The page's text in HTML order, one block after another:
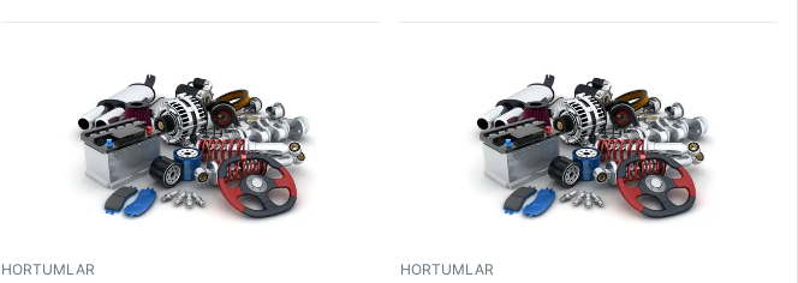
HORTUMLAR HORTUMLAR